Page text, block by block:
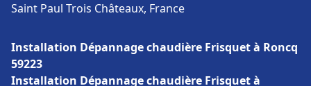
Saint Paul Trois Châteaux, France
Installation Dépannage chaudière Frisquet à Roncq
59223
Installation Dépannage chaudière Frisquet à